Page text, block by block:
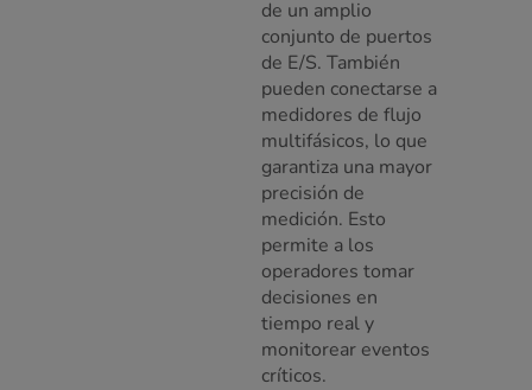
de un amplio
conjunto de puertos
de E/S. También
pueden conectarse a
medidores de flujo
multifásicos, lo que
garantiza una mayor
precisión de
medición. Esto
permite a los
operadores tomar
decisiones en
tiempo real y
monitorear eventos
críticos.